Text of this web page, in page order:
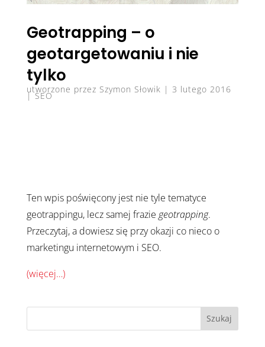
Geotrapping – o
geotargetowaniu i nie
tylko
utworzone przez Szymon Słowik | 3 lutego 2016
|SEO
Ten wpis poświęcony jest nie tyle tematyce
geotrappingu, lecz samej frazie geotrapping.
Przeczytaj, a dowiesz się przy okazji co nieco o
marketingu internetowym i SEO.
(więcej…)